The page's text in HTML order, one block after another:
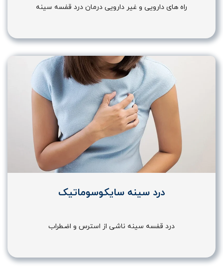
راه های دارویی و غیر دارویی درمان درد قفسه سینه
درد سینه سایکوسوماتیک
درد قفسه سینه ناشی از استرس و اضطراب